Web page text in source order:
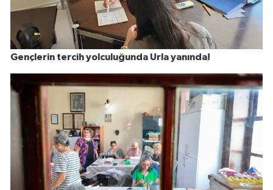
Gençlerin tercih yolculuğunda Urla yanında!